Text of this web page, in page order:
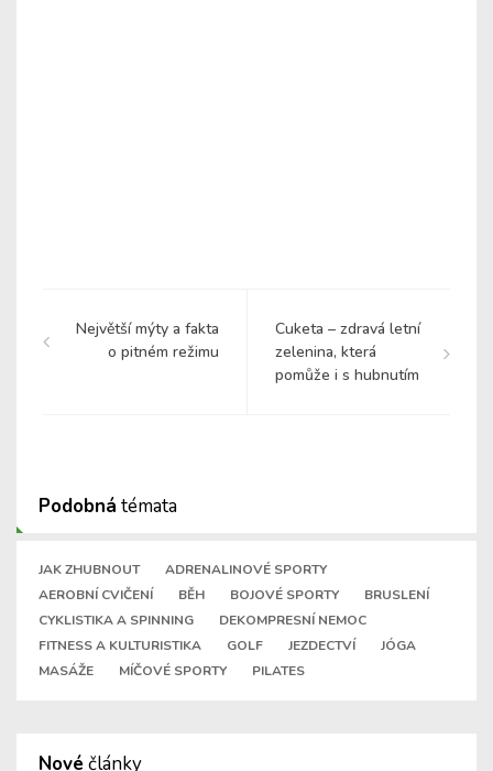
Největší mýty a fakta
o pitném režimu
Cuketa – zdravá letní
zelenina, která
pomůže i s hubnutím
Podobná témata
JAK ZHUBNOUT
ADRENALINOVÉ SPORTY
AEROBNÍ CVIČENÍ
BĚH BOJOVÉ SPORTY
BRUSLENÍ
CYKLISTIKA A SPINNING
DEKOMPRESNÍ NEMOC
FITNESS A KULTURISTIKA
GOLF JEZDECTVÍ
JÓGA
MASÁŽE
MÍČOVÉ SPORTY PILATES
Nové články